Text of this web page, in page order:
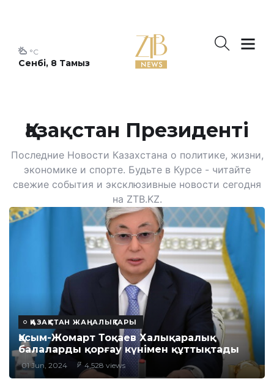
Сенбі, 8 Тамыз
°C
Қазақстан Президенті
Последние Новости Казахстана о политике, жизни,
экономике и спорте. Будьте в Курсе - читайте
свежие события и эксклюзивные новости сегодня
на ZTB.KZ.
ҚАЗАҚСТАН ЖАҢАЛЫҚТАРЫ
Қасым-Жомарт Тоқаев Халықаралық
балаларды қорғау күнімен құттықтады
01 Jun, 2024 4,528 views